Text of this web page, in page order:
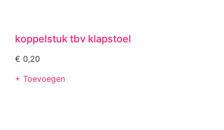
koppelstuk tbv klapstoel
€ 0,20
+ Toevoegen